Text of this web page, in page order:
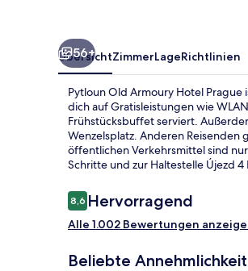
56+
ÜbersichtZimmerLageRichtlinien
Pytloun Old Armoury Hotel
dich auf Gratisleistungen wie
Frühstücksbuffet serviert.
Wenzelsplatz. Anderen
öffentlichen Verkehrsmittel sind
Schritte und zur Haltestelle Újezd
Bewertungen
8,68,6 von 10.
Hervorragend
Alle 1.002 Bewertungen
Beliebte